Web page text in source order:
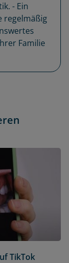
- Ein
regelmäßig
Familie
TikTok